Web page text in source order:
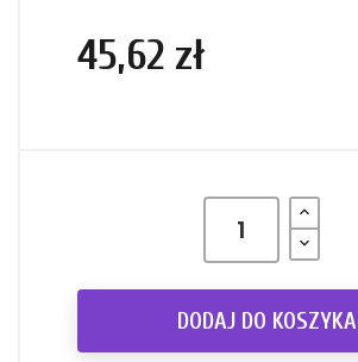
45,62 zł
DODAJ DO KOSZYKA